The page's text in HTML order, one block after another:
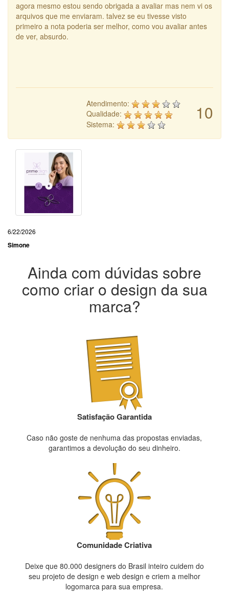
agora mesmo estou sendo obrigada a avaliar mas nem vi os
arquivos que me enviaram. talvez se eu tivesse visto
primeiro a nota poderia ser melhor, como vou avaliar antes
de ver, absurdo.
10
Atendimento:
Qualidade:
Sistema:
6/22/2026
Simone
Ainda com dúvidas sobre
como criar o design da sua
marca?
Satisfação Garantida
Caso não goste de nenhuma das propostas enviadas,
garantimos a devolução do seu dinheiro.
Comunidade Criativa
Deixe que 80.000 designers do Brasil inteiro cuidem do
seu projeto de design e web design e criem a melhor
logomarca para sua empresa.